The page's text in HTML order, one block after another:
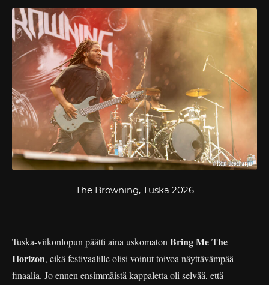
The Browning, Tuska 2026
Tuska-viikonlopun päätti aina uskomatonBring Me The
Horizon, eikä festivaalille olisi voinut toivoa näyttävämpää
finaalia. Jo ennen ensimmäistä kappaletta oli selvää, että